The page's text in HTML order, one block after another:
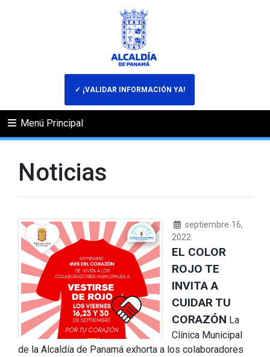
✓ ¡VALIDAR INFORMACIÓN YA!
Menú Principal
Noticias
septiembre 16,
2022
EL COLOR
ROJO TE
INVITA A
CUIDAR TU
CORAZÓN La
Clínica Municipal
de la Alcaldía de Panamá exhorta a los colaboradores